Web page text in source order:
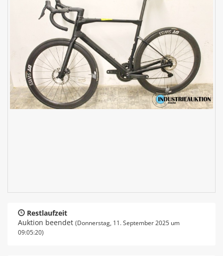
Restlaufzeit
Auktion beendet (Donnerstag, 11. September 2025 um
09:05:20)